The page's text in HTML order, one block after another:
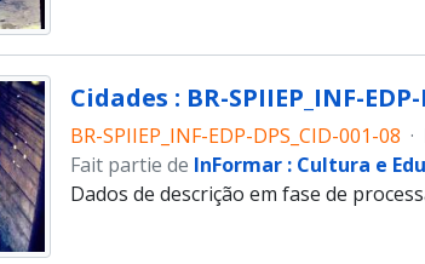
Cidades : BR-SPIIEP_INF-
BR-SPIIEP_INF-EDP-DPS_CID-001-08 ·
Fait partie de InFormar : Cultura e
Dados de descrição em fase de